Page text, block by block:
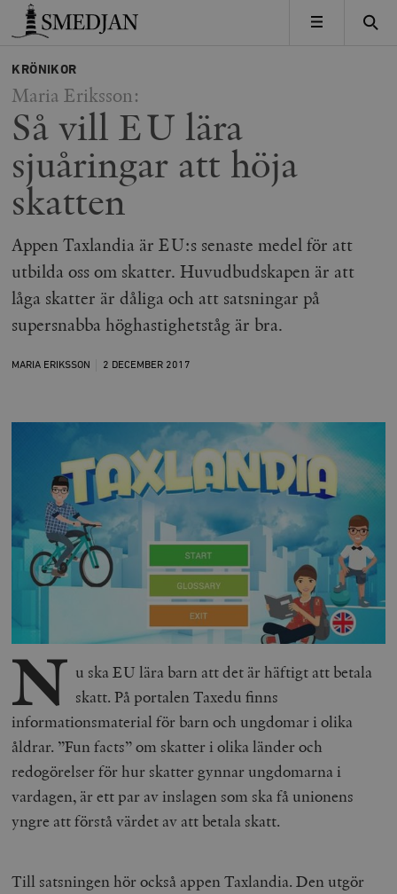
Timbro
MENY
KRÖNIKOR
Maria Eriksson:
Så vill EU lära
sjuåringar att höja
skatten
Appen Taxlandia är EU:s senaste medel för att
utbilda oss om skatter. Huvudbudskapen är att
låga skatter är dåliga och att satsningar på
supersnabba höghastighetståg är bra.
MARIA ERIKSSON 2 DECEMBER 2017
N u ska EU lära barn att det är häftigt att betala
skatt. På portalen Taxedu finns
informationsmaterial för barn och ungdomar i olika
åldrar. ”Fun facts” om skatter i olika länder och
redogörelser för hur skatter gynnar ungdomarna i
vardagen, är ett par av inslagen som ska få unionens
yngre att förstå värdet av att betala skatt.
Till satsningen hör också appen Taxlandia. Den utgör